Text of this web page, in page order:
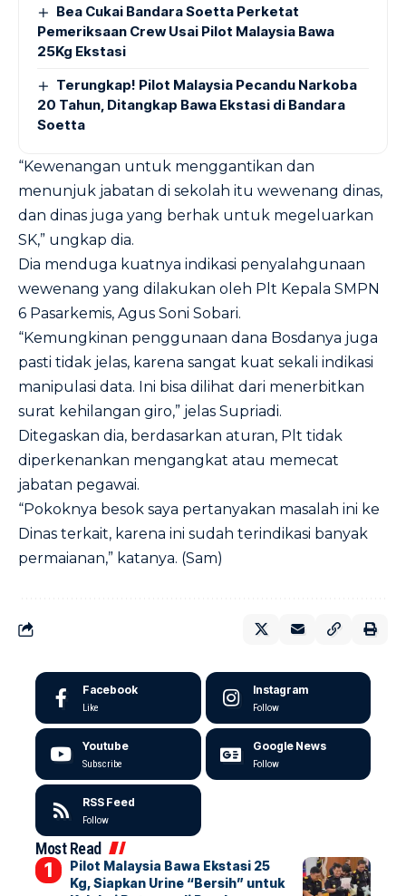
Bea Cukai Bandara Soetta Perketat
Pemeriksaan Crew Usai Pilot Malaysia Bawa
25Kg Ekstasi
Terungkap! Pilot Malaysia Pecandu Narkoba
20 Tahun, Ditangkap Bawa Ekstasi di Bandara
Soetta
“Kewenangan untuk menggantikan dan
menunjuk jabatan di sekolah itu wewenang dinas,
dan dinas juga yang berhak untuk megeluarkan
SK,” ungkap dia.
Dia menduga kuatnya indikasi penyalahgunaan
wewenang yang dilakukan oleh Plt Kepala SMPN
6 Pasarkemis, Agus Soni Sobari.
“Kemungkinan penggunaan dana Bosdanya juga
pasti tidak jelas, karena sangat kuat sekali indikasi
manipulasi data. Ini bisa dilihat dari menerbitkan
surat kehilangan giro,” jelas Supriadi.
Ditegaskan dia, berdasarkan aturan, Plt tidak
diperkenankan mengangkat atau memecat
jabatan pegawai.
“Pokoknya besok saya pertanyakan masalah ini ke
Dinas terkait, karena ini sudah terindikasi banyak
permaianan,” katanya. (Sam)
Facebook
Like
Instagram
Follow
Youtube
Subscribe
Google News
Follow
RSS Feed
Follow
Most Read
Pilot Malaysia Bawa Ekstasi 25
Kg, Siapkan Urine “Bersih” untuk